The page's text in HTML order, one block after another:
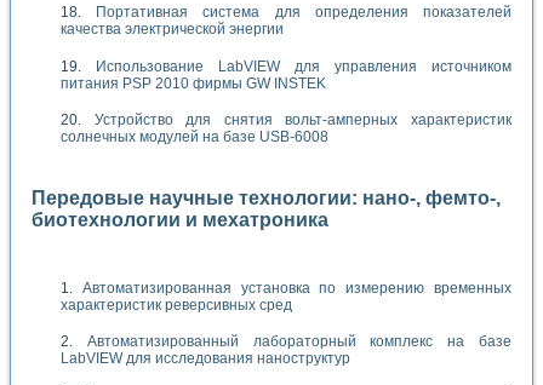
Портативная система для определения показателей
качества электрической энергии
Использование LabVIEW для управления источником
питания PSP 2010 фирмы GW INSTEK
Устройство для снятия вольт-амперных характеристик
солнечных модулей на базе USB-6008
Передовые научные технологии: нано-, фемто-,
биотехнологии и мехатроника
Автоматизированная установка по измерению временных
характеристик реверсивных сред
Автоматизированный лабораторный комплекс на базе
LabVIEW для исследования наноструктур